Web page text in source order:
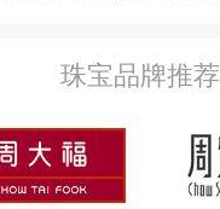
珠宝品牌推荐